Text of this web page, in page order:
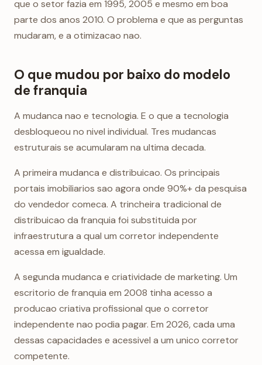
que o setor fazia em 1995, 2005 e mesmo em boa
parte dos anos 2010. O problema e que as perguntas
mudaram, e a otimizacao nao.
O que mudou por baixo do modelo
de franquia
A mudanca nao e tecnologia. E o que a tecnologia
desbloqueou no nivel individual. Tres mudancas
estruturais se acumularam na ultima decada.
A primeira mudanca e distribuicao. Os principais
portais imobiliarios sao agora onde 90%+ da pesquisa
do vendedor comeca. A trincheira tradicional de
distribuicao da franquia foi substituida por
infraestrutura a qual um corretor independente
acessa em igualdade.
A segunda mudanca e criatividade de marketing. Um
escritorio de franquia em 2008 tinha acesso a
producao criativa profissional que o corretor
independente nao podia pagar. Em 2026, cada uma
dessas capacidades e acessivel a um unico corretor
competente.